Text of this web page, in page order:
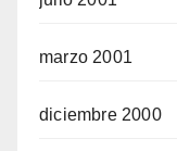
marzo 2001
diciembre 2000